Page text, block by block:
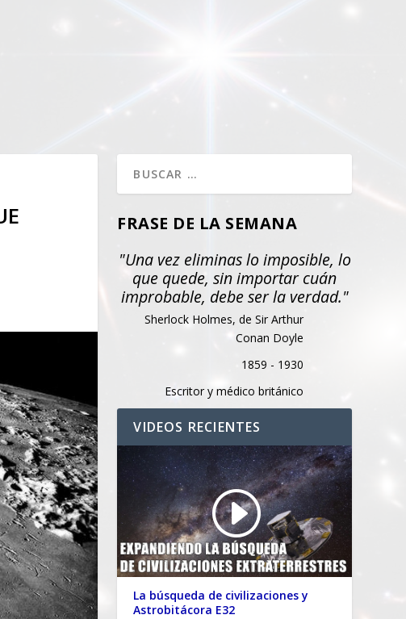
FRASE DE LA SEMANA
"Una vez eliminas lo imposible, lo
que quede, sin importar cuán
improbable, debe ser la verdad."
Sherlock Holmes, de Sir Arthur
Conan Doyle
1859 - 1930
Escritor y médico británico
VIDEOS RECIENTES
La búsqueda de civilizaciones y
Astrobitácora E32